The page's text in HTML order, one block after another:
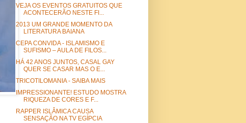
VEJA OS EVENTOS GRATUITOS QUE
ACONTECERÃO NESTE FI...
2013 UM GRANDE MOMENTO DA
LITERATURA BAIANA
CEPA CONVIDA - ISLAMISMO E
SUFISMO – AULA DE FILOS...
HÁ 42 ANOS JUNTOS, CASAL GAY
QUER SE CASAR MAS O E...
TRICOTILOMANIA - SAIBA MAIS
IMPRESSIONANTE! ESTUDO MOSTRA
RIQUEZA DE CORES E F...
RAPPER ISLÂMICA CAUSA
SENSAÇÃO NA TV EGÍPCIA